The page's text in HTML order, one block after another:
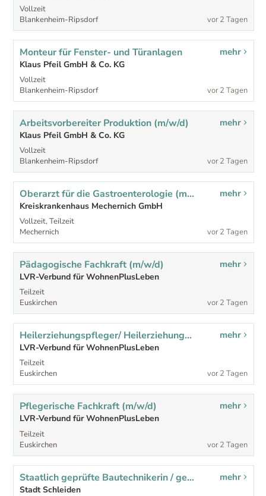
Vollzeit
Blankenheim-Ripsdorf
vor 2 Tagen
Monteur für Fenster- und Türanlagen
Klaus Pfeil GmbH & Co. KG
Vollzeit
Blankenheim-Ripsdorf
mehr
vor 2 Tagen
Arbeitsvorbereiter Produktion (m/w/d)
Klaus Pfeil GmbH & Co. KG
Vollzeit
Blankenheim-Ripsdorf
mehr
vor 2 Tagen
Oberarzt für die Gastroenterologie (m/w/d)
Kreiskrankenhaus Mechernich GmbH
Vollzeit, Teilzeit
Mechernich
mehr
vor 2 Tagen
Pädagogische Fachkraft (m/w/d)
LVR-Verbund für WohnenPlusLeben
Teilzeit
Euskirchen
mehr
vor 2 Tagen
Heilerziehungspfleger/ Heilerziehungspflegerin (m/w/d)
LVR-Verbund für WohnenPlusLeben
Teilzeit
Euskirchen
mehr
vor 2 Tagen
Pflegerische Fachkraft (m/w/d)
LVR-Verbund für WohnenPlusLeben
Teilzeit
Euskirchen
mehr
vor 2 Tagen
Staatlich geprüfte Bautechnikerin / geprüfter Bautechniker (m/w/d) der Fachrichtung Hochbau
Stadt Schleiden
mehr